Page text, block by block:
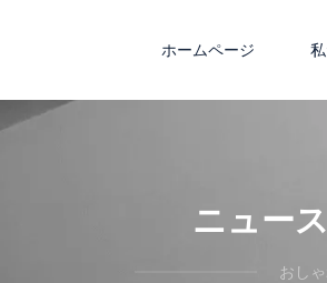
ホームページ
ニュー
おし